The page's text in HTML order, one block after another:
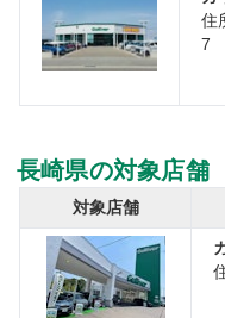
住
7
長崎県の対象店舗
対象店舗